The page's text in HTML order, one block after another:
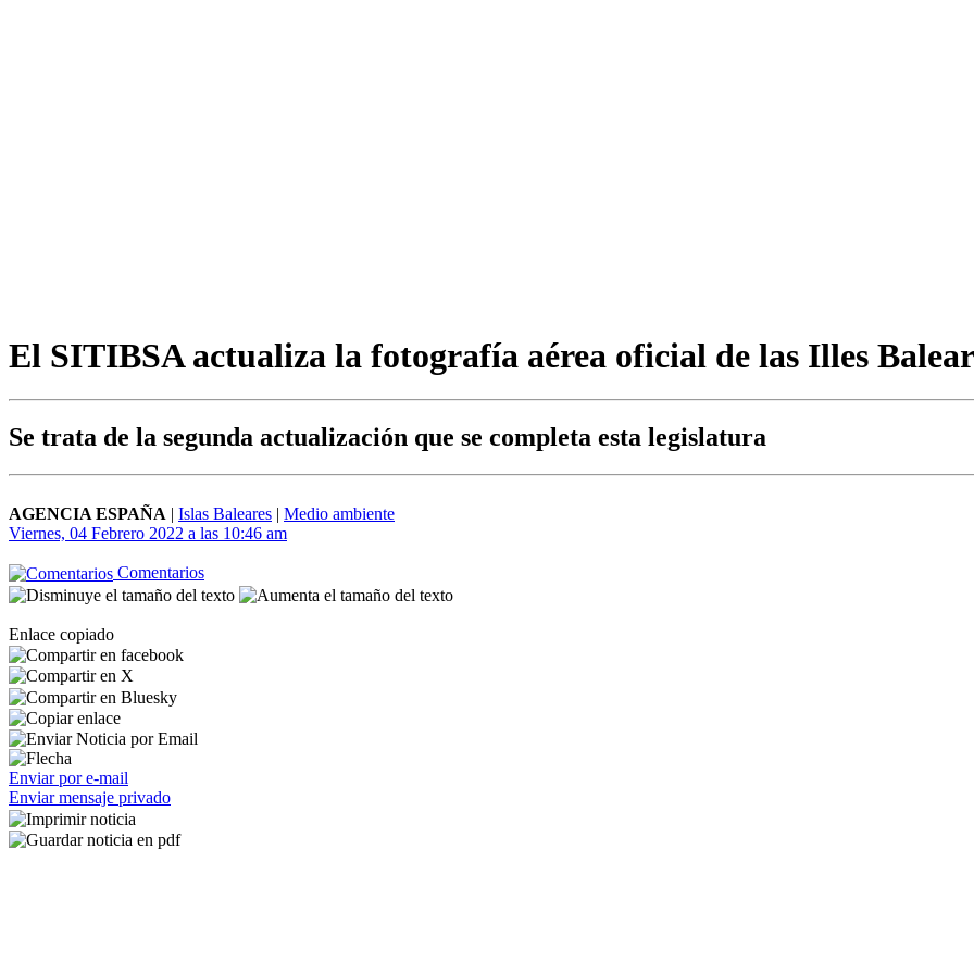
El SITIBSA actualiza la fotografía aérea oficial de las Illes
Se trata de la segunda actualización que se completa esta legislatura
AGENCIA ESPAÑA | Islas Baleares | Medio ambiente
Viernes, 04 Febrero 2022 a las 10:46 am
Comentarios
Enlace copiado
Enviar por e-mail
Enviar mensaje privado